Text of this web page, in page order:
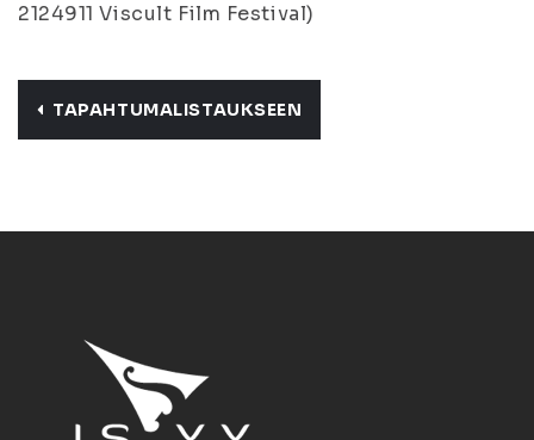
2124911 Viscult Film Festival)
TAPAHTUMALISTAUKSEEN